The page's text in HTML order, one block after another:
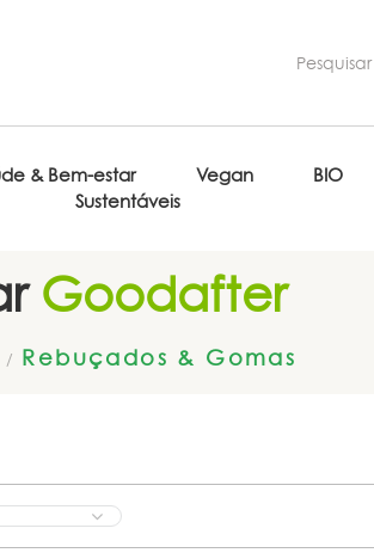
& Bem-estar Vegan BIO
Sustentáveis
Goodafter
Rebuçados & Gomas